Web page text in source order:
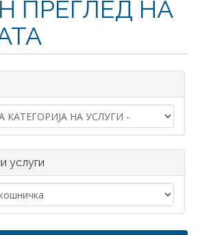
ПРЕГЛЕД НА
услуги